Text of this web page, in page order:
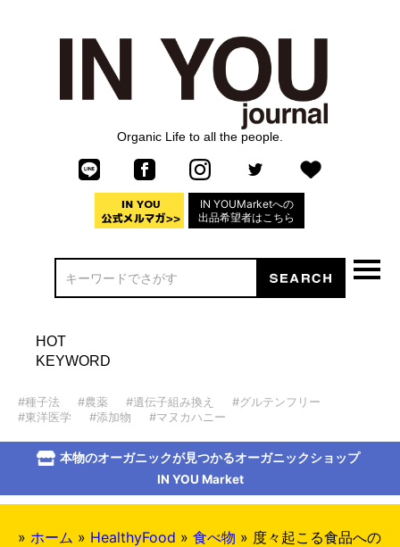
Organic Life to all the people.
IN YOUMarketへの
出品希望者はこちら
HOT
KEYWORD
#種子法 #農薬 #遺伝子組み換え
#グルテンフリー
#東洋医学
#添加物 #マヌカハニー
本物のオーガニックが見つかるオーガニックショップ
IN YOU Market
» ホーム » HealthyFood » 食べ物 » 度々起こる食品への